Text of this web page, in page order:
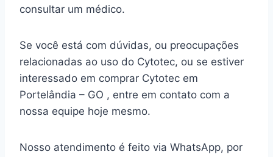
consultar um médico.
Se você está com dúvidas, ou preocupações
relacionadas ao uso do Cytotec, ou se estiver
interessado em comprar Cytotec em
Portelândia – GO , entre em contato com a
nossa equipe hoje mesmo.
Nosso atendimento é feito via WhatsApp, por